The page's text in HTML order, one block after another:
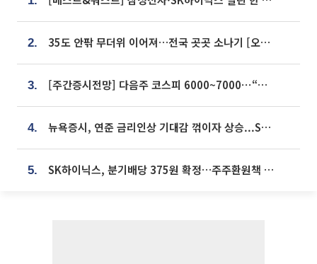
2. 35도 안팎 무더위 이어져…전국 곳곳 소나기 [오늘 날씨]
3. [주간증시전망] 다음주 코스피 6000~7000⋯“外人 수급은 정책이 변수”
4. 뉴욕증시, 연준 금리인상 기대감 꺾이자 상승...S&P500 사상 최고치 [종합]
5. SK하이닉스, 분기배당 375원 확정…주주환원책 9월로 앞당겨 발표